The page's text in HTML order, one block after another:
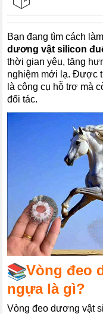
Bạn đang tìm cách
dương vật silicon
thời gian yêu, tăng
nghiệm mới lạ. Được
là công cụ hỗ trợ mà
đối tác.
Vòng đeo
ngựa là gì?
Vòng đeo dương vật